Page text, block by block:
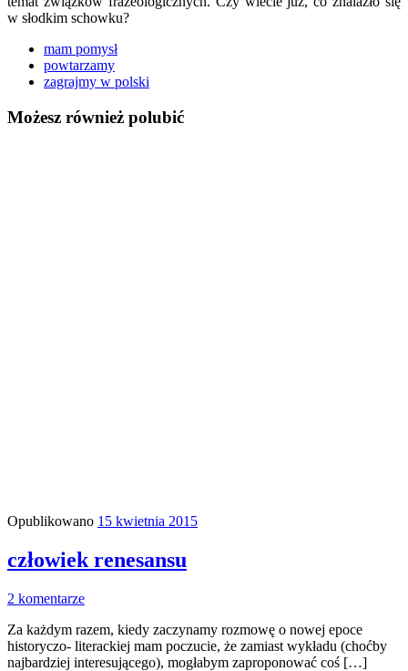
w słodkim schowku?
mam pomysł
powtarzamy
zagrajmy w polski
Możesz również polubić
Opublikowano 15 kwietnia 2015
człowiek renesansu
2 komentarze
Za każdym razem, kiedy zaczynamy rozmowę o nowej epoce
historyczo- literackiej mam poczucie, że zamiast wykładu (choćby
najbardziej interesującego), mogłabym zaproponować coś […]